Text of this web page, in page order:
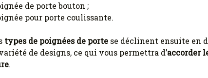
de porte bouton ;
pour porte coulissante.
types de poignées de porte se déclinent ensuite en
de designs, ce qui vous permettra d’accorder
.